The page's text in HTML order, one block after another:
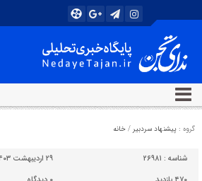
گروه : پیشنهاد سردبیر / خانه
شناسه : ۲۶۹۸۱
۲۹ اردیبهشت ۱۴۰۳ - ۰:۳۲